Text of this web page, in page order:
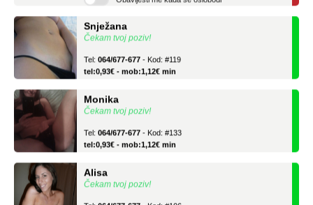
Čekam tvoj poziv!
tel:0,93€ - mob:1,12€ min
Čekam tvoj poziv!
tel:0,93€ - mob:1,12€ min
Čekam tvoj poziv!